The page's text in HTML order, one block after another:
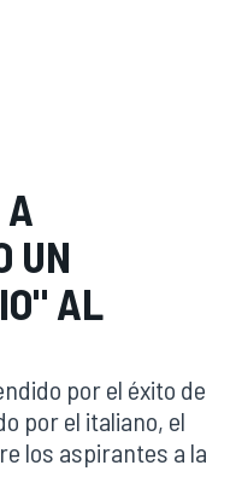
A
UN
AL
por el éxito de
por el italiano, el
los aspirantes a la